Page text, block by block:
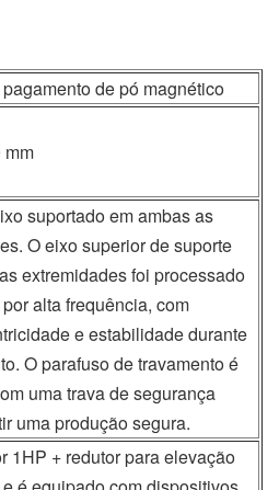
de pó magnético
suportado em ambas as
O eixo superior de suporte
extremidades foi processado
alta frequência, com
e estabilidade durante
O parafuso de travamento é
uma trava de segurança
uma produção segura.
1HP + redutor para elevação